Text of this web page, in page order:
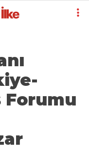
Forumu